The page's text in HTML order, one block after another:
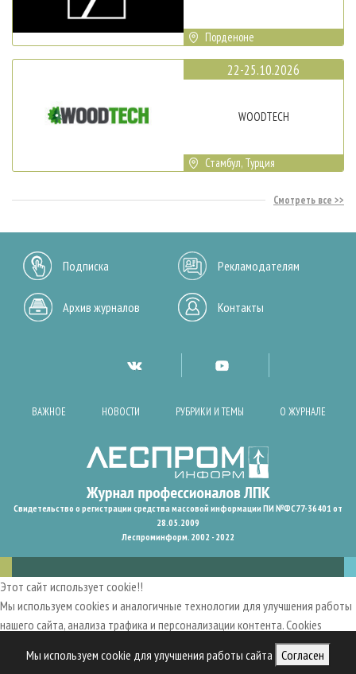
Мы используем cookie для улучшения работы сайта Согласен
Порденоне
22-25.10.2026
WOODTECH
Стамбул, Турция
Смотреть все
Подписка Рекламодателям
Архив журналов Контакты
ВАЖНОЕ НОВОСТИ РУБРИКИ И ТЕМЫ О ЖУРНАЛЕ
Свидетельство о регистрации средства массовой информации ПИ №ФС77-36401 от
28.05.2009
Леспроминформ. 2002 - 2022
Этот сайт использует cookie!!
Мы используем cookies и аналогичные технологии для улучшения работы
нашего сайта, анализа трафика и персонализации контента. Cookies
пользовательский опыт